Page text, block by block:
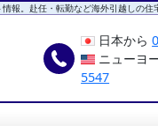
報。赴任・転勤など海外引越しの住
日本から
ニューヨ
5547